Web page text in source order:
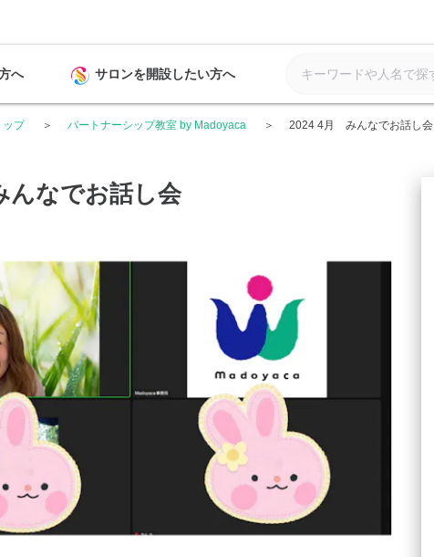
へ サロンを開設したい方へ
ップ パートナーシップ教室 by Madoyaca 2024 4月 みんなでお話し会
なでお話し会